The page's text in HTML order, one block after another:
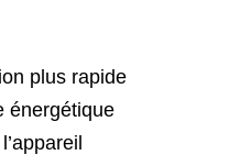
plus rapide
énergétique